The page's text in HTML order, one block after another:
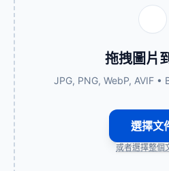
拖拽圖片
JPG, PNG, WebP, AVIF •
選擇文
或者選擇整個